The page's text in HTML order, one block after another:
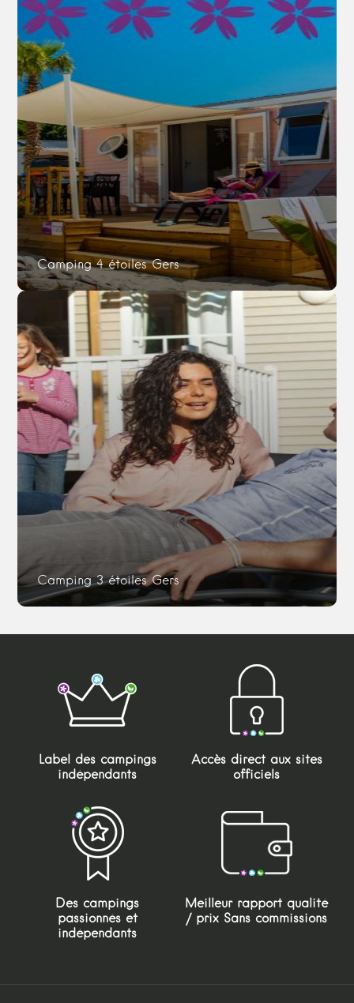
Camping 4 étoiles Gers
Camping 3 étoiles Gers
Label des campings
indépendants
Accès direct aux sites
officiels
Des campings
passionnés et
indépendants
Meilleur rapport qualité
/ prix Sans commissions